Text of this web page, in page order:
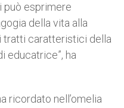
può esprimere
della vita alla
tratti caratteristici della
educatrice”, ha
ricordato nell’omelia